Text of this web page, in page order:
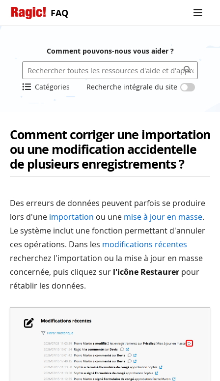
FAQ
Comment pouvons-nous vous aider ?
Catégories Recherche intégrale du site
Comment corriger une importation
ou une modification accidentelle
de plusieurs enregistrements ?
Des erreurs de données peuvent parfois se produire
lors d'une importation ou une mise à jour en masse.
Le système inclut une fonction permettant d'annuler
ces opérations. Dans les modifications récentes
recherchez l'importation ou la mise à jour en masse
concernée, puis cliquez sur l'icône Restaurer pour
rétablir les données.